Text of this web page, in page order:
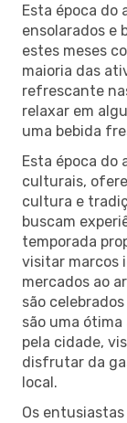
Esta época do
ensolarados e
estes meses
maioria das
refrescante
relaxar em
uma bebida
Esta época do
culturais,
cultura e
buscam
temporada
visitar marcos
mercados ao
são
são uma
pela cidade,
disfrutar da
local.
Os